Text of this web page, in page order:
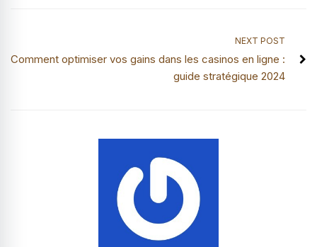
NEXT POST
Comment optimiser vos gains dans les casinos en ligne :
guide stratégique 2024